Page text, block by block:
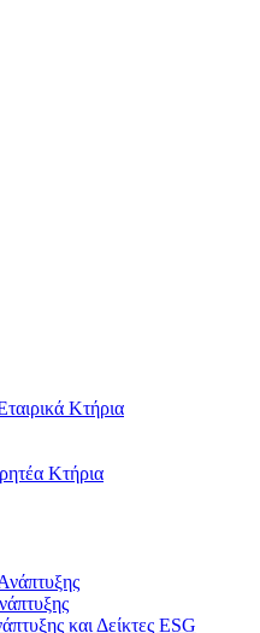
Κτήρια
Κτήρια
και Δείκτες ESG